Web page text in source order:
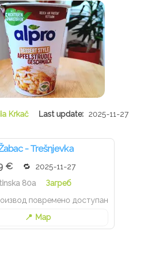
Krkač 2025-11-27
- Trešnjevka
€
2025-11-27
80a
Загреб
повремено доступан
Map